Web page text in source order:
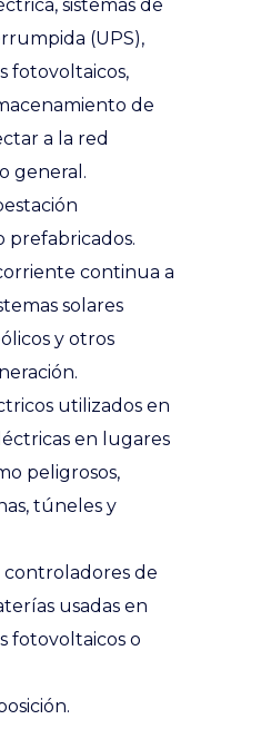
sistemas de
(UPS),
fotovoltaicos,
de
a la red
general.
prefabricados.
continua a
solares
y otros
utilizados en
en lugares
peligrosos,
túneles y
controladores de
usadas en
fotovoltaicos o